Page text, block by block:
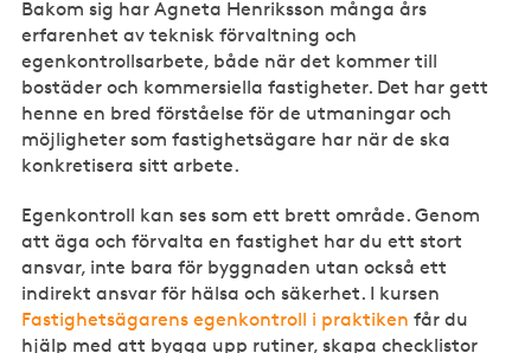
Bakom sig har Agneta Henriksson många års
erfarenhet av teknisk förvaltning och
egenkontrollsarbete, både när det kommer till
bostäder och kommersiella fastigheter. Det har gett
henne en bred förståelse för de utmaningar och
möjligheter som fastighetsägare har när de ska
konkretisera sitt arbete.
Egenkontroll kan ses som ett brett område. Genom
att äga och förvalta en fastighet har du ett stort
ansvar, inte bara för byggnaden utan också ett
indirekt ansvar för hälsa och säkerhet. I kursen
Fastighetsägarens egenkontroll i praktiken får du
hjälp med att bygga upp rutiner, skapa checklistor